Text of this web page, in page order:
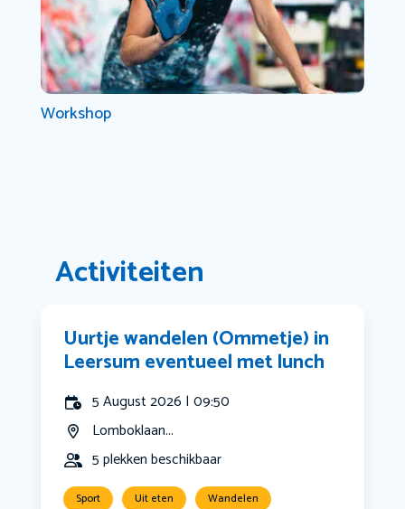
Workshop
Activiteiten
Uurtje wandelen (Ommetje) in
Leersum eventueel met lunch
5 August 2026 | 09:50
Lomboklaan...
5 plekken beschikbaar
Sport Uit eten Wandelen